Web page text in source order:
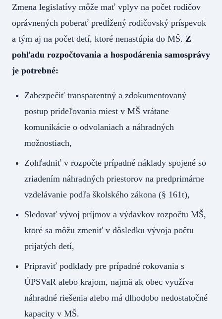
Zmena legislatívy môže mať vplyv na počet rodičov
oprávnených poberať predĺžený rodičovský príspevok
a tým aj na počet detí, ktoré nenastúpia do MŠ. Z
pohľadu rozpočtovania a hospodárenia samosprávy
je potrebné:
Zabezpečiť transparentný a zdokumentovaný
postup prideľovania miest v MŠ vrátane
komunikácie o odvolaniach a náhradných
možnostiach,
Zohľadniť v rozpočte prípadné náklady spojené so
zriadením náhradných priestorov na predprimárne
vzdelávanie podľa školského zákona (§ 161t),
Sledovať vývoj príjmov a výdavkov rozpočtu MŠ,
ktoré sa môžu zmeniť v dôsledku vývoja počtu
prijatých detí,
Pripraviť podklady pre prípadné rokovania s
ÚPSVaR alebo krajom, najmä ak obec využíva
náhradné riešenia alebo má dlhodobo nedostatočné
kapacity v MŠ.